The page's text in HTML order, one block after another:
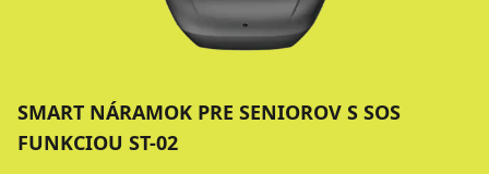
SMART NÁRAMOK PRE SENIOROV S SOS
FUNKCIOU ST-02